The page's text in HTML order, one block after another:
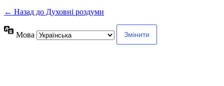
← Назад до Духовні роздуми
Мова